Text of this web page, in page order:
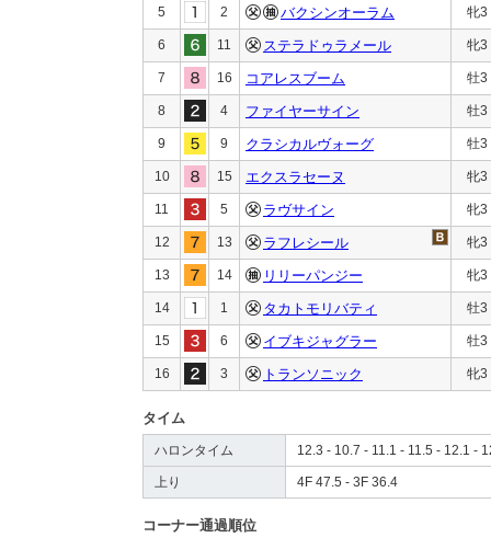
5 2 バクシンオーラム 牝3
6 11 ステラドゥラメール 牝3
7 16 コアレスブーム 牡3
8 4 ファイヤーサイン 牡3
9 9 クラシカルヴォーグ 牡3
10 15 エクスラセーヌ 牝3
11 5 ラヴサイン 牝3
12 13 ラフレシール 牝3
13 14 リリーパンジー 牝3
14 1 タカトモリバティ 牡3
15 6 イブキジャグラー 牡3
16 3 トランソニック 牝3
タイム
ハロンタイム 12.3 - 10.7 - 11.1 - 11.5 - 12.1 -
上り 4F 47.5 - 3F 36.4
コーナー通過順位